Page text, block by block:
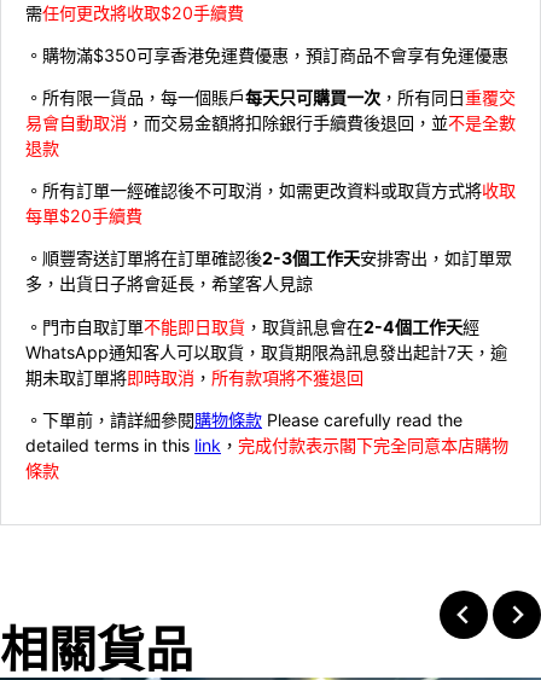
需任何更改將收取$20手續費
。購物滿$350可享香港免運費優惠，預訂商品不會享有免運優惠
。所有限一貨品，每一個賬戶每天只可購買一次 ，所有同日重覆交
易會自動取消 ，而交易金額將扣除銀行手續費後退回，並不是全數
退款
。所有訂單一經確認後不可取消，如需更改資料或取貨方式將收取
每單$20手續費
。順豐寄送訂單將在訂單確認後2-3個工作天安排寄出，如訂單眾
多，出貨日子將會延長，希望客人見諒
。門市自取訂單不能即日取貨 ，取貨訊息會在2-4個工作天經
WhatsApp通知客人可以取貨，取貨期限為訊息發出起計7天，逾
期未取訂單將即時取消 ， 所有款項將不獲退回
。下單前，請詳細參閱購物條款 Please carefully read the
detailed terms in this link ， 完成付款表示閣下完全同意本店購物
條款
相關貨品